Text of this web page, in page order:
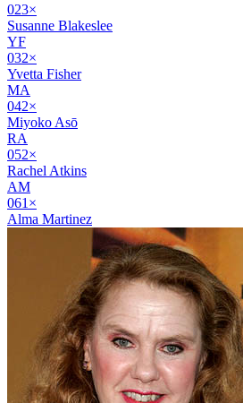
023×
Susanne Blakeslee
YF
032×
Yvetta Fisher
MA
042×
Miyoko Asō
RA
052×
Rachel Atkins
AM
061 ×
Alma Martinez